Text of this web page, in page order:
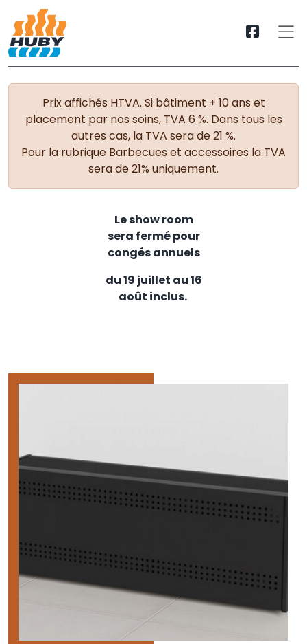
Prix affichés HTVA. Si bâtiment + 10 ans et
placement par nos soins, TVA 6 %. Dans tous les
autres cas, la TVA sera de 21 %.
Pour la rubrique Barbecues et accessoires la TVA
sera de 21% uniquement.
Le show room
sera fermé pour
congés annuels
du 19 juillet au 16
août inclus.